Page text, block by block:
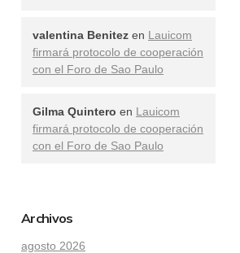
valentina Benitez en Lauicom
firmará protocolo de cooperación
con el Foro de Sao Paulo
Gilma Quintero en Lauicom
firmará protocolo de cooperación
con el Foro de Sao Paulo
Archivos
agosto 2026